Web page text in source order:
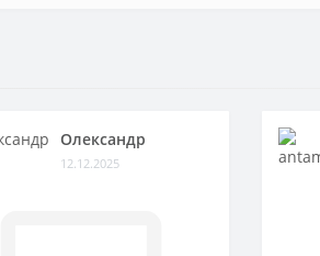
Олександр
12.12.2025